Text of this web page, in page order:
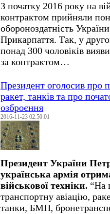
З початку 2016 року на
контрактом прийняли
обороноздатність
Прикарпаття. Так, у
понад 300 чоловіків
за контрактом…
Президент оголосив про
ракет, танків та про
озброєння
2016-11-23 02:50:01
Президент України
українська армія
військової техніки. “На
транспортну авіацію,
танки, БМП,